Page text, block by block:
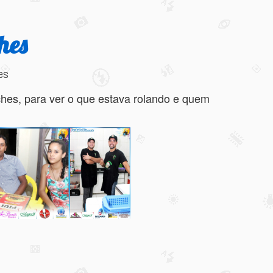
para ver o que estava rolando e quem